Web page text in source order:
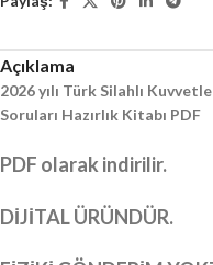
Açıklama
2026 yılı Türk Silahlı
Soruları Hazırlık Kitabı PDF
PDF olarak indirilir.
DİJİTAL ÜRÜNDÜR.